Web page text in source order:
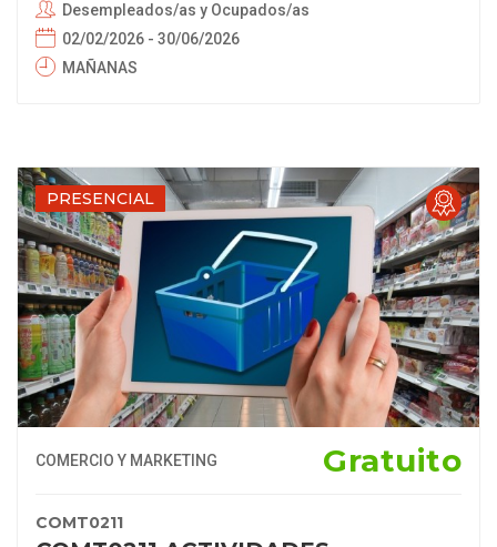
Desempleados/as y Ocupados/as
02/02/2026 - 30/06/2026
MAÑANAS
PRESENCIAL
COMERCIO Y MARKETING Gratuito
COMT0211